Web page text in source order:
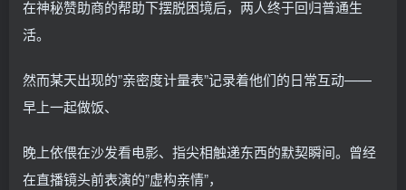
在神秘赞助商的帮助下摆脱困境后，两人终于回归普通生
活。
然而某天出现的”亲密度计量表”记录着他们的日常互动——
早上一起做饭、
晚上依偎在沙发看电影、指尖相触递东西的默契瞬间。曾经
在直播镜头前表演的”虚构亲情”，